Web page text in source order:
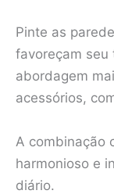
Pinte as
favoreçam seu
abordagem
acessórios,
A combinação
harmonioso e
diário.